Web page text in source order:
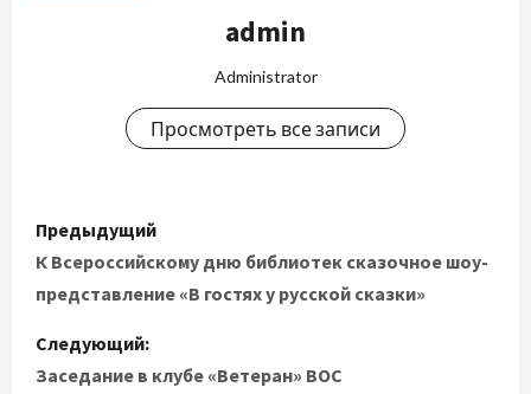
admin
Administrator
Просмотреть все записи
Н
а
в
и
Предыдущий
К Всероссийскому дню библиотек сказочное шоу-
представление «В гостях у русской сказки»
Следующий:
Заседание в клубе «Ветеран» ВОС